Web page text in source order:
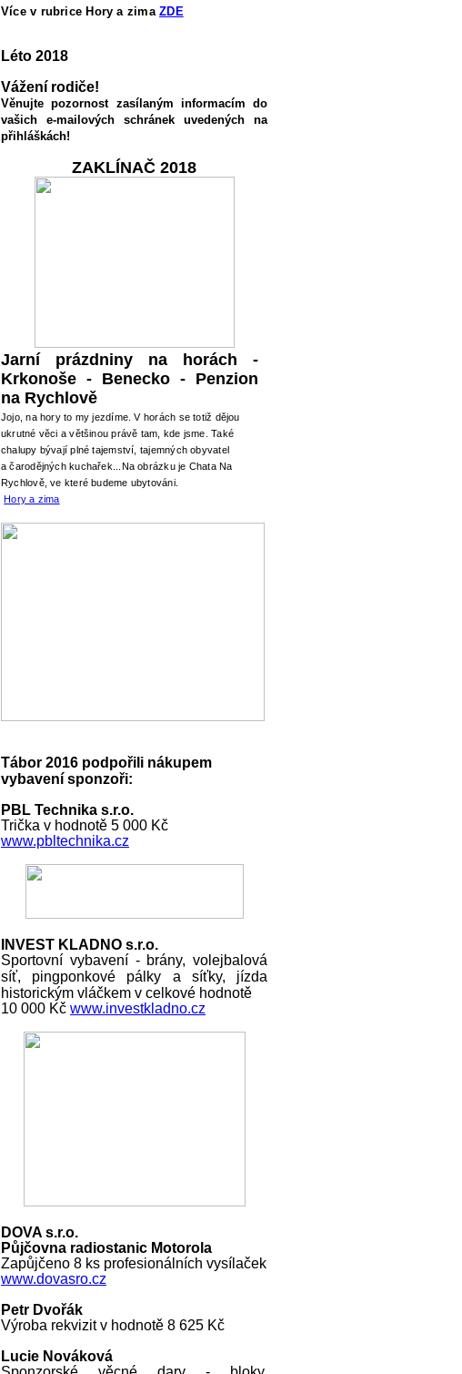
Více v rubrice Hory a zimaZDE
Léto 2018
Vážení rodiče!
Věnujte pozornost zasílaným informacím do
vašich e-mailových schránek uvedených na
přihláškách!
ZAKLÍNAČ 2018
Jarní prázdniny na horách -
Krkonoše - Benecko - Penzion
na Rychlově
Jojo, na hory to my jezdíme. V horách se totiž dějou
ukrutné věci a většinou právě tam, kde jsme. Také
chalupy bývají plné tajemství, tajemných obyvatel
a čarodějných kuchařek...Na obrázku je Chata Na
Rychlově, ve které budeme ubytováni.
Hory a zima
Tábor 2016 podpořili nákupem
vybavení sponzoři:
PBL Technika s.r.o.
Trička v hodnotě 5 000 Kč
www.pbltechnika.cz
INVEST KLADNO s.r.o.
Sportovní vybavení - brány, volejbalová
síť, pingponkové pálky a síťky, jízda
historickým vláčkem v celkové hodnotě
10 000 Kč www.investkladno.cz
DOVA s.r.o.
Půjčovna radiostanic Motorola
Zapůjčeno 8 ks profesionálních vysílaček
www.dovasro.cz
Petr Dvořák
Výroba rekvizit v hodnotě 8 625 Kč
Lucie Nováková